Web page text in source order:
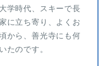
学時代、スキーで長
に立ち寄り、よくお
から、善光寺にも何
たのです。